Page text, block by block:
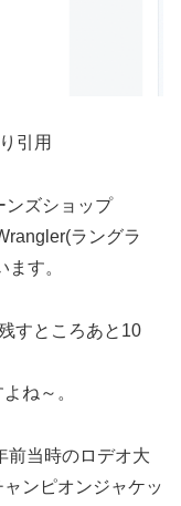
引用
ンズショップ
ラングラ
す。
すところあと10
ね～。
前当時のロデオ大
ンピオンジャケッ